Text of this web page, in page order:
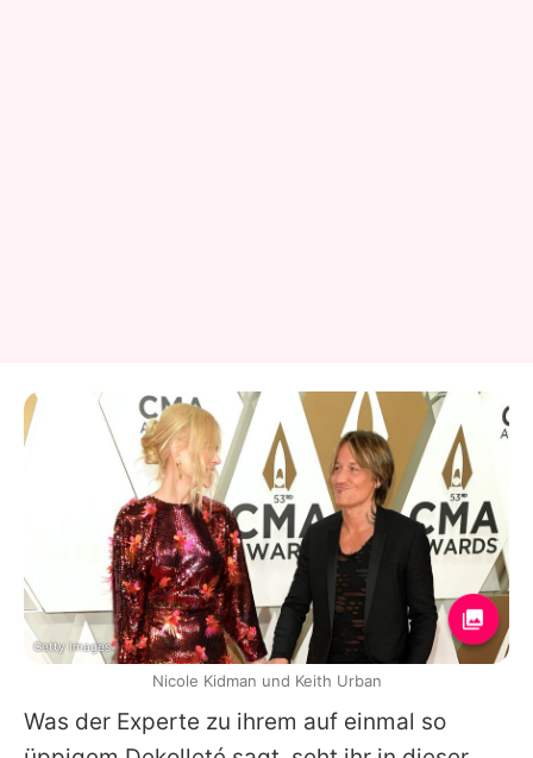
Was der Experte zu ihrem auf einmal so
Getty Images
Nicole Kidman und Keith Urban